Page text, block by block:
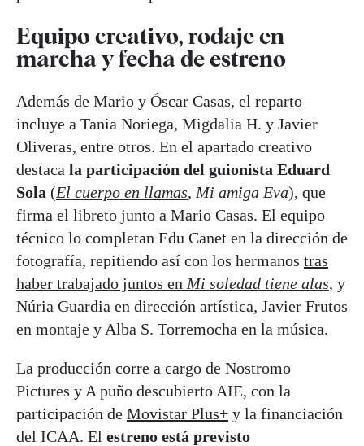
Equipo creativo, rodaje en
marcha y fecha de estreno
Además de Mario y Óscar Casas, el reparto
incluye a Tania Noriega, Migdalia H. y Javier
Oliveras, entre otros. En el apartado creativo
destaca la participación del guionista Eduard
Sola (El cuerpo en llamas, Mi amiga Eva), que
firma el libreto junto a Mario Casas. El equipo
técnico lo completan Edu Canet en la dirección de
fotografía, repitiendo así con los hermanos tras
haber trabajado juntos en Mi soledad tiene alas, y
Núria Guardia en dirección artística, Javier Frutos
en montaje y Alba S. Torremocha en la música.
La producción corre a cargo de Nostromo
Pictures y A puño descubierto AIE, con la
participación de Movistar Plus+ y la financiación
del ICAA. El estreno está previsto